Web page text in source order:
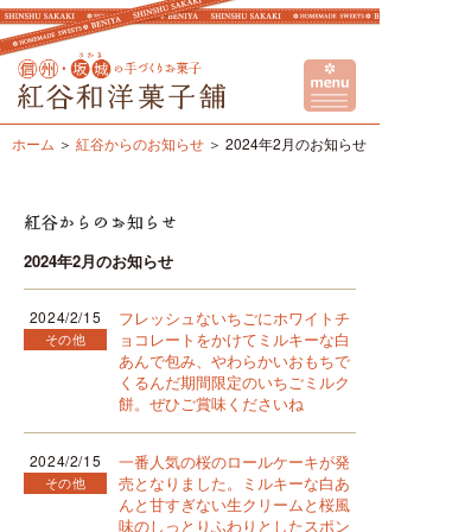
ホーム 紅谷からのお知らせ 2024年2月のお知らせ
2024年2月のお知らせ
2024/2/15
その他
フレッシュないちごにホワイトチ
ョコレートをかけてミルキーな白
あんで包み、やわらかいおもちで
くるんだ期間限定のいちごミルク
餅。ぜひご賞味くださいね
2024/2/15
その他
一番人気の桜のロールケーキが発
売となりました。ミルキーな白あ
んと甘すぎない生クリームと桜風
味のしっとりふわりとしたスポン